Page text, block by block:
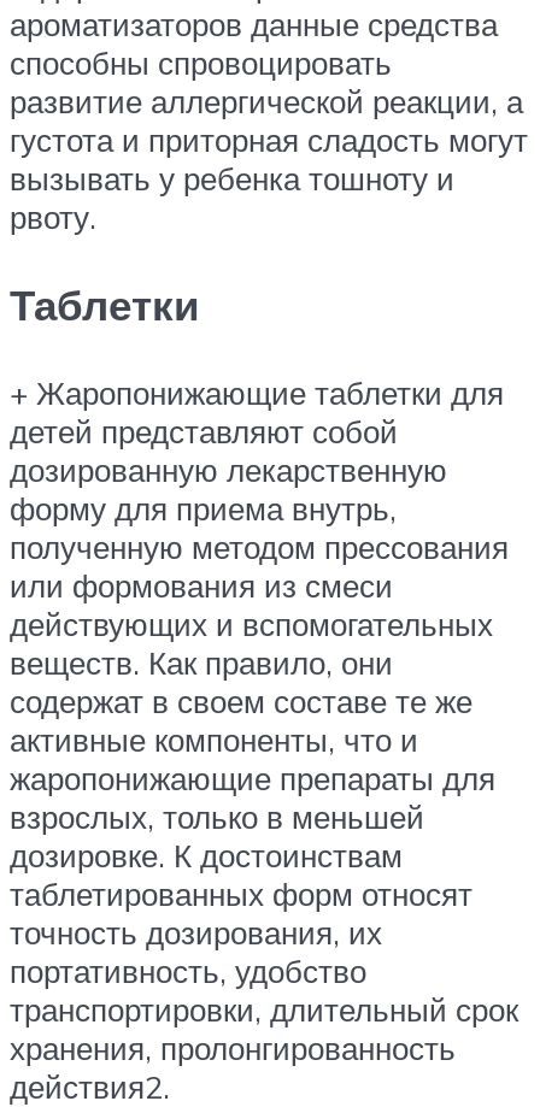
ароматизаторов данные средства
способны спровоцировать
развитие аллергической реакции, а
густота и приторная сладость могут
вызывать у ребенка тошноту и
рвоту.
Таблетки
+ Жаропонижающие таблетки для
детей представляют собой
дозированную лекарственную
форму для приема внутрь,
полученную методом прессования
или формования из смеси
действующих и вспомогательных
веществ. Как правило, они
содержат в своем составе те же
активные компоненты, что и
жаропонижающие препараты для
взрослых, только в меньшей
дозировке. К достоинствам
таблетированных форм относят
точность дозирования, их
портативность, удобство
транспортировки, длительный срок
хранения, пролонгированность
действия2.